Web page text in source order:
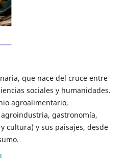
que nace del cruce entre
sociales y humanidades.
agroalimentario,
gastronomía,
cultura) y sus paisajes, desde